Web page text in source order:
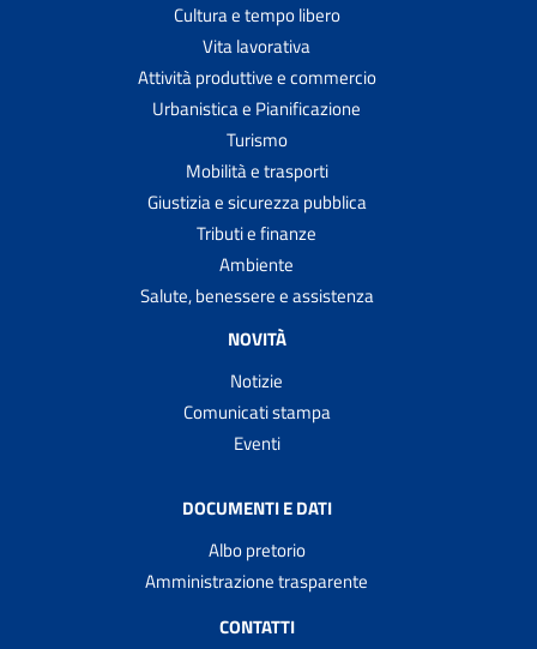
Cultura e tempo libero
Vita lavorativa
Attività produttive e commercio
Urbanistica e Pianificazione
Turismo
Mobilità e trasporti
Giustizia e sicurezza pubblica
Tributi e finanze
Ambiente
Salute, benessere e assistenza
NOVITÀ
Notizie
Comunicati stampa
Eventi
DOCUMENTI E DATI
Albo pretorio
Amministrazione trasparente
CONTATTI